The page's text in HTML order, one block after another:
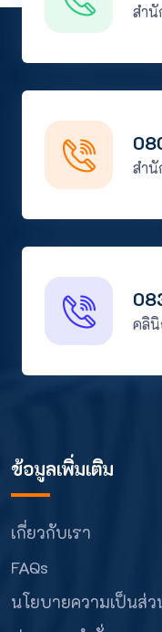
สำ
สำ
คลิ
ข้อมูลเพิ่มเติม
เกี่ยวกับเรา
FAQs
นโยบายความเป็นส่ว